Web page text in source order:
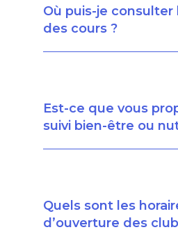
Où puis-je consulter
des cours ?
Est-ce que vous
suivi bien-être ou
Quels sont les
d’ouverture des